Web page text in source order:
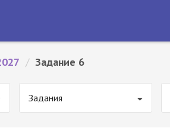
/ Задание 6
Задания